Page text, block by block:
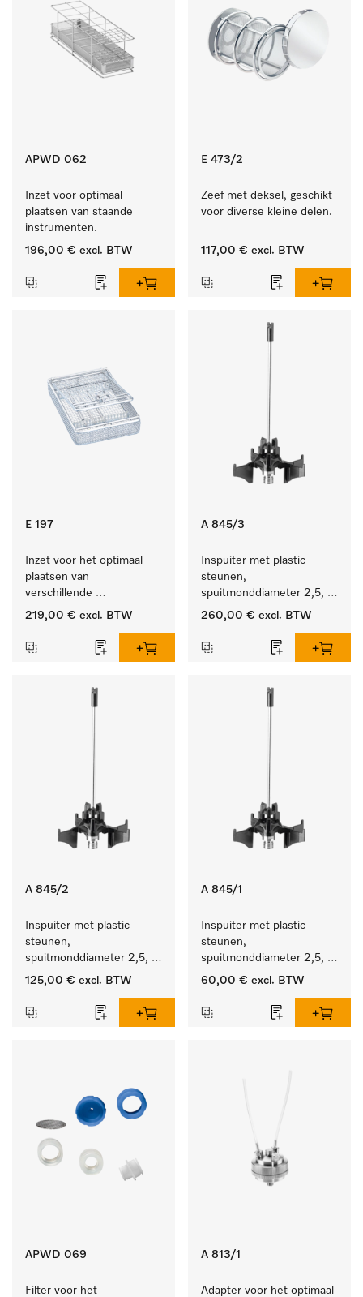
APWD 062
Inzet voor optimaal
plaatsen van staande
instrumenten.
196,00 € excl. BTW
E 473/2
Zeef met deksel, geschikt
voor diverse kleine delen.
117,00 € excl. BTW
E 197
Inzet voor het optimaal
plaatsen van
verschillende
instrumenten.
219,00 € excl. BTW
A 845/3
Inspuiter met plastic
steunen,
spuitmonddiameter 2,5,
lengte 125 mm, 20 stuks.
260,00 € excl. BTW
A 845/2
Inspuiter met plastic
steunen,
spuitmonddiameter 2,5,
lengte 125 mm, 10 stuks.
125,00 € excl. BTW
A 845/1
Inspuiter met plastic
steunen,
spuitmonddiameter 2,5,
lengte 125 mm, 5 stuks.
60,00 € excl. BTW
APWD 069
Filter voor het
A 813/1
Adapter voor het optimaal